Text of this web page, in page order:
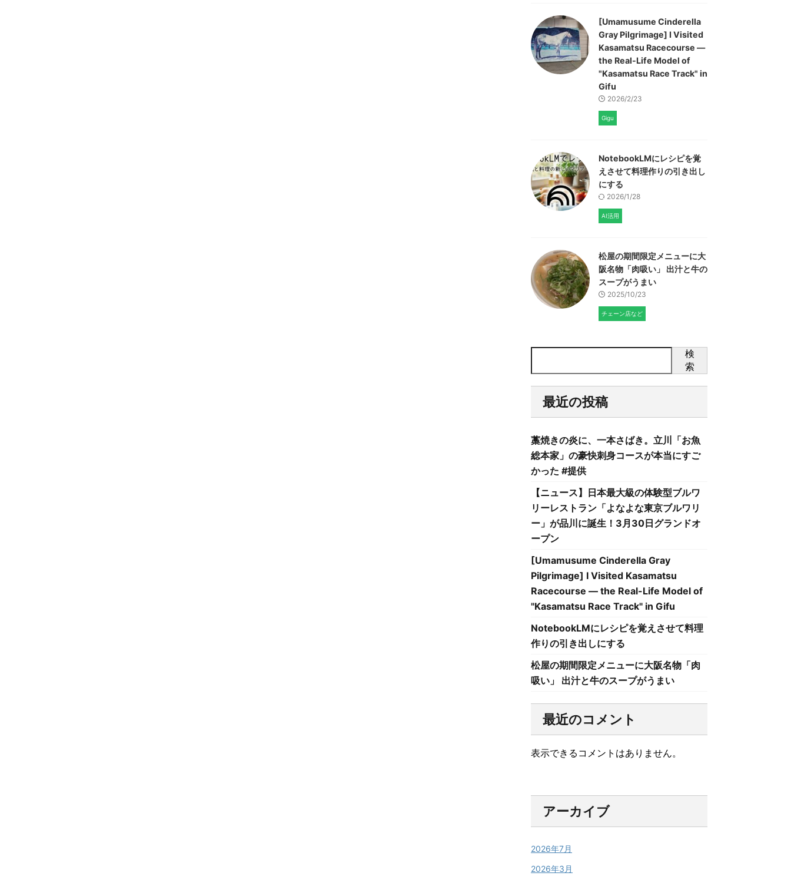
[Umamusume Cinderella
Gray Pilgrimage] I Visited
Kasamatsu Racecourse —
the Real-Life Model of
"Kasamatsu Race Track" in
Gifu
2026/2/23
Gigu
NotebookLMにレシピを覚
えさせて料理作りの引き出し
にする
2026/1/28
AI活用
松屋の期間限定メニューに大
阪名物「肉吸い」 出汁と牛の
スープがうまい
2025/10/23
チェーン店など
検
索
最近の投稿
藁焼きの炎に、一本さばき。立川「お魚
総本家」の豪快刺身コースが本当にすご
かった #提供
【ニュース】日本最大級の体験型ブルワ
リーレストラン「よなよな東京ブルワリ
ー」が品川に誕生！3月30日グランドオ
ープン
[Umamusume Cinderella Gray
Pilgrimage] I Visited Kasamatsu
Racecourse — the Real-Life Model of
"Kasamatsu Race Track" in Gifu
NotebookLMにレシピを覚えさせて料理
作りの引き出しにする
松屋の期間限定メニューに大阪名物「肉
吸い」 出汁と牛のスープがうまい
最近のコメント
表示できるコメントはありません。
アーカイブ
2026年7月
2026年3月